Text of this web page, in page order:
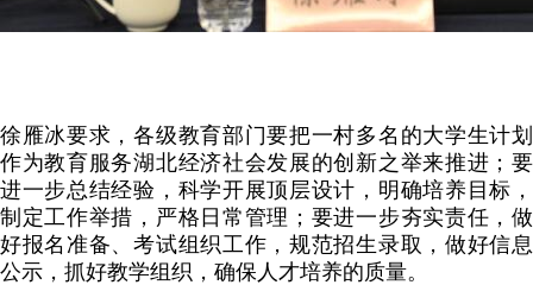
徐雁冰要求，各级教育部门要把一村多名的大学生计划
作为教育服务湖北经济社会发展的创新之举来推进；要
进一步总结经验，科学开展顶层设计，明确培养目标，
制定工作举措，严格日常管理；要进一步夯实责任，做
好报名准备、考试组织工作，规范招生录取，做好信息
公示，抓好教学组织，确保人才培养的质量。